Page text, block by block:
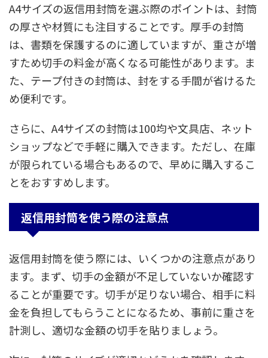
A4サイズの返信用封筒を選ぶ際のポイントは、封筒
の厚さや材質にも注目することです。厚手の封筒
は、書類を保護するのに適していますが、重さが増
すため切手の料金が高くなる可能性があります。ま
た、テープ付きの封筒は、封をする手間が省けるた
め便利です。
さらに、A4サイズの封筒は100均や文具店、ネット
ショップなどで手軽に購入できます。ただし、在庫
が限られている場合もあるので、早めに購入するこ
とをおすすめします。
返信用封筒を使う際の注意点
返信用封筒を使う際には、いくつかの注意点があり
ます。まず、切手の金額が不足していないか確認す
ることが重要です。切手が足りない場合、相手に料
金を負担してもらうことになるため、事前に重さを
計測し、適切な金額の切手を貼りましょう。